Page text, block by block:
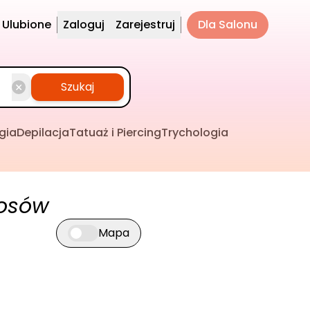
Ulubione Zaloguj Zarejestruj Dla Salonu
Szukaj
DepilacjaTatuaż i PiercingTrychologia
Przełącz widok mapy
Mapa